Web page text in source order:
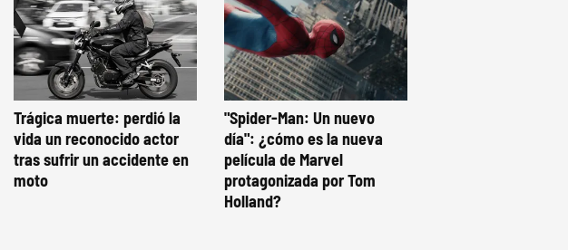
Trágica muerte: perdió la
vida un reconocido actor
tras sufrir un accidente en
moto
"Spider-Man: Un nuevo
día": ¿cómo es la nueva
película de Marvel
protagonizada por Tom
Holland?